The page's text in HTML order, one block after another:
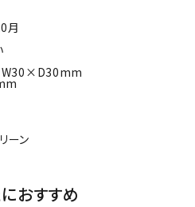
月
ーン
おすすめ